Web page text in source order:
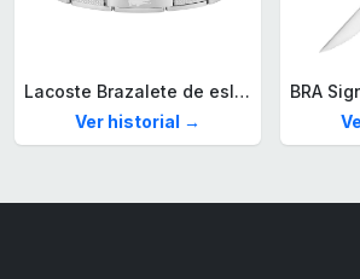
Lacoste Brazalete de eslabón para Hombre Colección STENCIL de Acero inoxidable
Ver historial →